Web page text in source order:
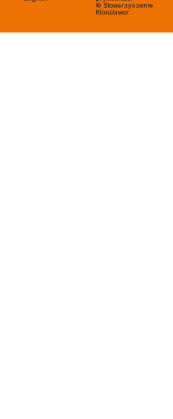
© Stowarzyszenie
Klon/Jawor